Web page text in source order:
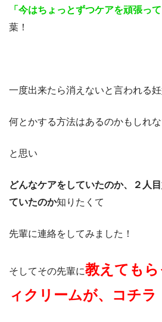
「今はちょっとずつケアを頑張って
葉！
一度出来たら消えないと言われる
何とかする方法はあるのかもしれな
と思い
どんなケアをしていたのか、２人
ていたのか知りたくて
先輩に連絡をしてみました！
そしてその先輩に教えても
ィクリームが、コチラ